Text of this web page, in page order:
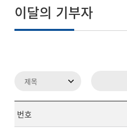
이달의 기부자
번호